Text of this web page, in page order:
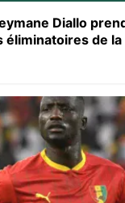
Diallo
éliminatoires de